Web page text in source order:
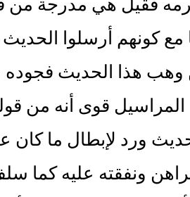
مع كونهم أرسلوا
هذا الحديث فجوده
قوى أنه من
ورد لإبطال ما كان
ونفقته عليه كما